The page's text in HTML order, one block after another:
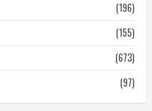
(196)
(155)
(673)
(97)